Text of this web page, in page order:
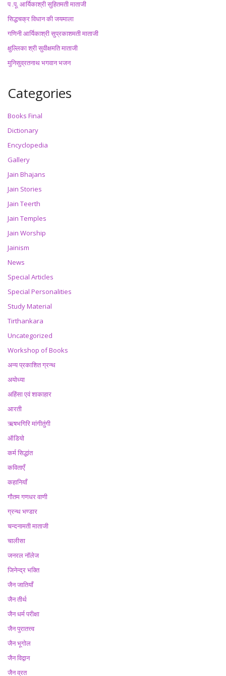
प .पू. आर्यिकाश्री सुहितमती माताजी
सिद्धचक्र विधान की जयमाला
गणिनी आर्यिकाश्री सुप्रकाशमती माताजी
क्षुल्लिका श्री सुवीक्षमति माताजी
मुनिसुव्रतनाथ भगवान भजन
Categories
Books Final
Dictionary
Encyclopedia
Gallery
Jain Bhajans
Jain Stories
Jain Teerth
Jain Temples
Jain Worship
Jainism
News
Special Articles
Special Personalities
Study Material
Tirthankara
Uncategorized
Workshop of Books
अन्य प्रकाशित ग्रन्थ
अयोध्या
अहिंसा एवं शाकाहार
आरती
ऋषभगिरि मांगीतुंगी
ऑडियो
कर्म सिद्धांत
कविताएँ
कहानियाँ
गौतम गणधर वाणी
ग्रन्थ भण्डार
चन्दनामती माताजी
चालीसा
जनरल नॉलेज
जिनेन्द्र भक्ति
जैन जातियाँ
जैन तीर्थ
जैन धर्म परीक्षा
जैन पुरातत्त्व
जैन भूगोल
जैन विद्वान
जैन व्रत